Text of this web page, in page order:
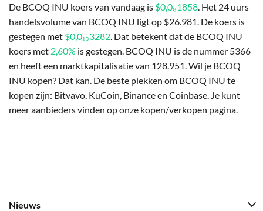
De BCOQ INU koers van vandaag is $0,0₈1858. Het 24 uurs
handelsvolume van BCOQ INU ligt op $26.981. De koers is
gestegen met $0,0₁₀3282. Dat betekent dat de BCOQ INU
koers met 2,60% is gestegen. BCOQ INU is de nummer 5366
en heeft een marktkapitalisatie van 128.951. Wil je BCOQ
INU kopen? Dat kan. De beste plekken om BCOQ INU te
kopen zijn: Bitvavo, KuCoin, Binance en Coinbase. Je kunt
meer aanbieders vinden op onze kopen/verkopen pagina.
Nieuws